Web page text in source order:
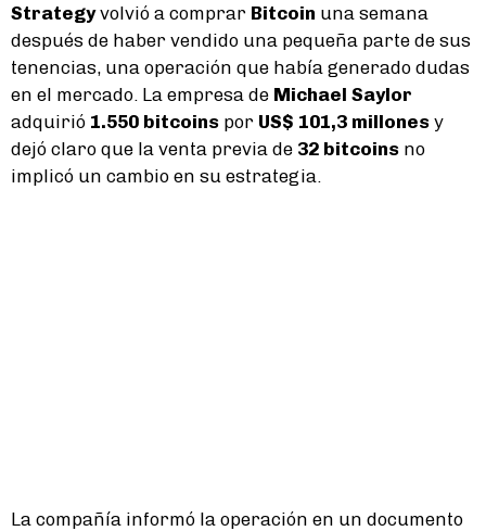
Strategyvolvió a comprar Bitcoin una semana
después de haber vendido una pequeña parte de sus
tenencias, una operación que había generado dudas
en el mercado. La empresa de Michael Saylor
adquirió 1.550 bitcoins por US$ 101,3 millones y
dejó claro que la venta previa de 32 bitcoins no
implicó un cambio en su estrategia.
La compañía informó la operación en un documento